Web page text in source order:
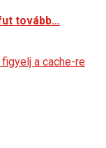
tovább…
a cache-re